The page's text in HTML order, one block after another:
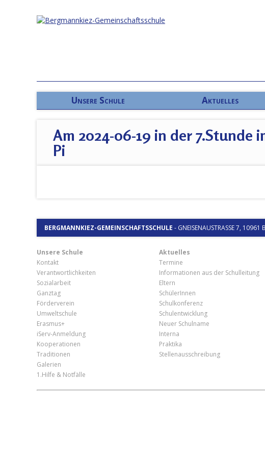
Unsere Schule Aktuelles
Am 2024-06-19 in der 7.Stunde
Pi
BERGMANNKIEZ-GEMEINSCHAFTSSCHULE - GNEISENAUSTRASSE 7, 10961
Unsere Schule
Kontakt
Verantwortlichkeiten
Sozialarbeit
Ganztag
Förderverein
Umweltschule
Erasmus+
iServ-Anmeldung
Kooperationen
Traditionen
Galerien
1.Hilfe & Notfälle
Aktuelles
Termine
Informationen aus der Schulleitung
Eltern
SchülerInnen
Schulkonferenz
Schulentwicklung
Neuer Schulname
Interna
Praktika
Stellenausschreibung